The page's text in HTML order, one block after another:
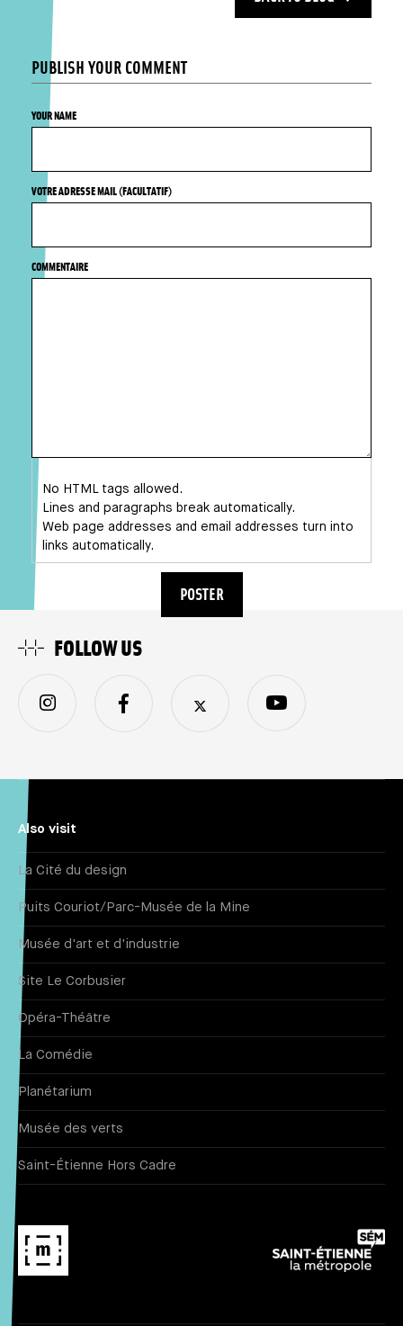
PUBLISH YOUR COMMENT
YOUR NAME
VOTRE ADRESSE MAIL (FACULTATIF)
COMMENTAIRE
No HTML tags allowed.
Lines and paragraphs break automatically.
Web page addresses and email addresses turn into
links automatically.
Also visit
La Cité du design
Puits Couriot/Parc-Musée de la Mine
Musée d'art et d'industrie
Site Le Corbusier
Opéra-Théâtre
La Comédie
Planétarium
Musée des verts
Saint-Étienne Hors Cadre
FOLLOW US